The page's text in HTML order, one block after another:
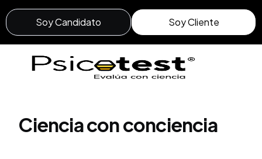
Soy Candidato Soy Cliente
Ciencia con conciencia